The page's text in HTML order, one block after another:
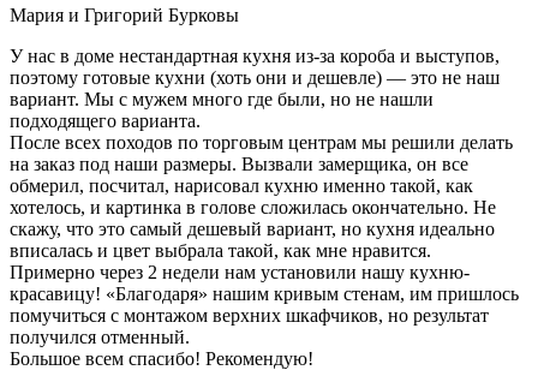
Мария и Григорий Бурковы
У нас в доме нестандартная кухня из-за короба и выступов,
поэтому готовые кухни (хоть они и дешевле) — это не наш
вариант. Мы с мужем много где были, но не нашли
подходящего варианта.
После всех походов по торговым центрам мы решили делать
на заказ под наши размеры. Вызвали замерщика, он все
обмерил, посчитал, нарисовал кухню именно такой, как
хотелось, и картинка в голове сложилась окончательно. Не
скажу, что это самый дешевый вариант, но кухня идеально
вписалась и цвет выбрала такой, как мне нравится.
Примерно через 2 недели нам установили нашу кухню-
красавицу! «Благодаря» нашим кривым стенам, им пришлось
помучиться с монтажом верхних шкафчиков, но результат
получился отменный.
Большое всем спасибо! Рекомендую!